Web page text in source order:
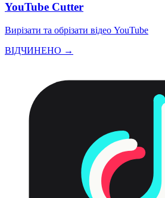
YouTube Cutter
Вирізати та обрізати відео YouTube
ВІДЧИНЕНО →